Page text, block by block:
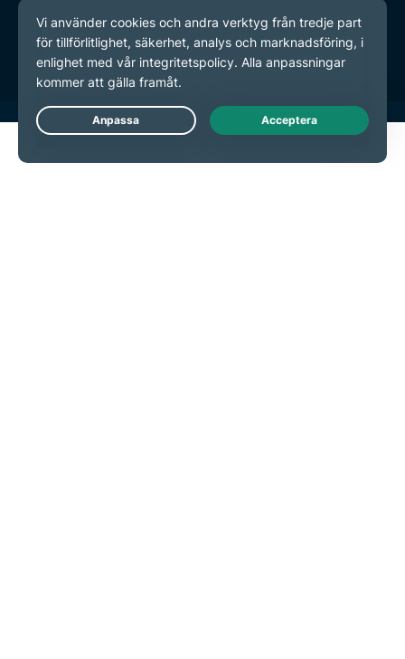
Användarvillkor
Inställningar för cookies
Live Chat